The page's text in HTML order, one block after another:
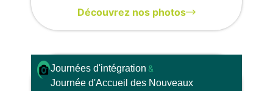
Découvrez nos photos
Journées d'intégration &
Journée d'Accueil des Nouveaux